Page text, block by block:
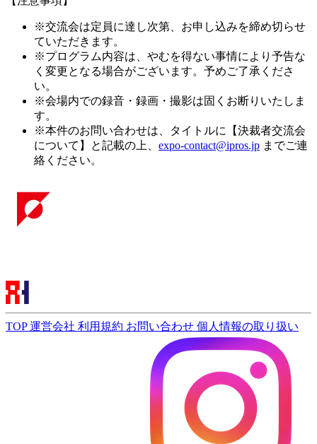
※交流会は定員に達し次第、お申し込みを締め切らせ
ていただきます。
※プログラム内容は、やむを得ない事情により予告な
く変更となる場合がございます。予めご了承くださ
い。
※会場内での録音・録画・撮影は固くお断りいたしま
す。
※本件のお問い合わせは、タイトルに【決裁者交流会
について】と記載の上、 expo-contact@ipros.jp までご連
絡ください。
TOP運営会社 利用規約 お問い合わせ 個人情報の取り扱い